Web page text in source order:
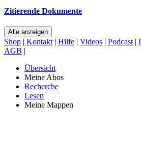
Zitierende Dokumente
Alle anzeigen
Shop | Kontakt | Hilfe | Videos | Podcast |
AGB |
Übersicht
Meine Abos
Recherche
Lesen
Meine Mappen